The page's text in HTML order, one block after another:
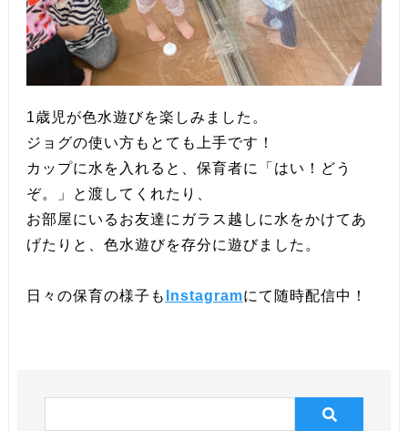
1歳児が色水遊びを楽しみました。
ジョグの使い方もとても上手です！
カップに水を入れると、保育者に「はい！どう
ぞ。」と渡してくれたり、
お部屋にいるお友達にガラス越しに水をかけてあ
げたりと、色水遊びを存分に遊びました。
日々の保育の様子も Instagramにて随時配信中！